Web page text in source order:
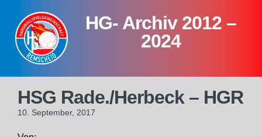
content
HG- Archiv 2012 –
2024
HSG Rade./Herbeck – HGR
10. September, 2017